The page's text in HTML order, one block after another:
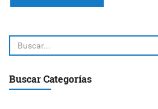
Buscar Categorías